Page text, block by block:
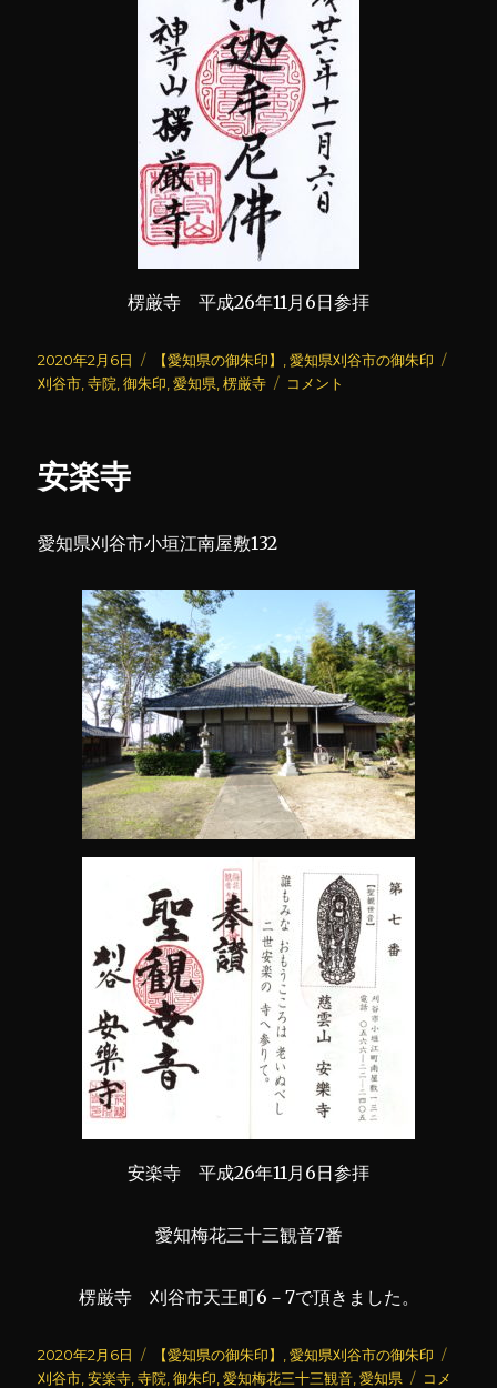
楞厳寺 平成26年11月6日参拝
投
稿
2020年2月6日
カ
テ
【愛知県の御朱印】 ,愛知県刈谷市の御朱印
刈谷市 ,寺院 ,御朱印 ,愛知県 ,楞厳寺
楞
コメント
安楽寺
愛知県刈谷市小垣江南屋敷132
安楽寺 平成26年11月6日参拝
愛知梅花三十三観音7番
楞厳寺 刈谷市天王町6－7で頂きました。
投
稿
2020年2月6日
カ
テ
【愛知県の御朱印】 ,愛知県刈谷市の御朱印
刈谷市 ,安楽寺 ,寺院 ,御朱印 ,愛知梅花三十三観音 ,愛知県
安
コメ